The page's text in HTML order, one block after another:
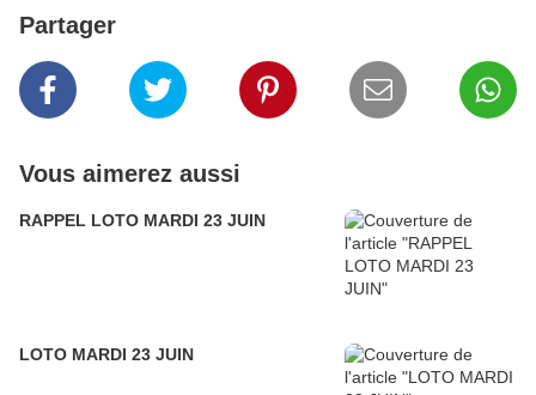
Partager
Vous aimerez aussi
RAPPEL LOTO MARDI 23 JUIN
LOTO MARDI 23 JUIN